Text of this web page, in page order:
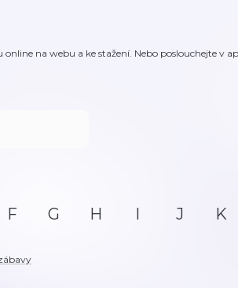
na webu a ke stažení. Nebo poslouchejte v
F G H I J K